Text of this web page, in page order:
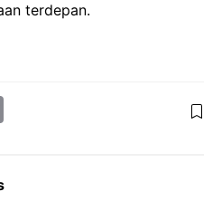
terdepan.
y